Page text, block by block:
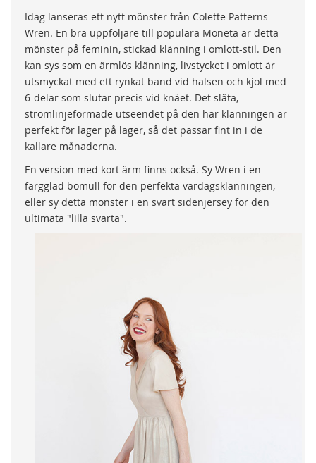
Idag lanseras ett nytt mönster från Colette Patterns -
Wren. En bra uppföljare till populära Moneta är detta
mönster på feminin, stickad klänning i omlott-stil. Den
kan sys som en ärmlös klänning, livstycket i omlott är
utsmyckat med ett rynkat band vid halsen och kjol med
6-delar som slutar precis vid knäet. Det släta,
strömlinjeformade utseendet på den här klänningen är
perfekt för lager på lager, så det passar fint in i de
kallare månaderna.
En version med kort ärm finns också. Sy Wren i en
färgglad bomull för den perfekta vardagsklänningen,
eller sy detta mönster i en svart sidenjersey för den
ultimata "lilla svarta".